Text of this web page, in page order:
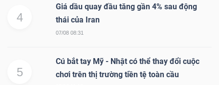
4
Giá dầu quay đầu tăng gần 4% sau động
thái của Iran
07/08 08:31
5
Cú bắt tay Mỹ - Nhật có thể thay đổi cuộc
chơi trên thị trường tiền tệ toàn cầu